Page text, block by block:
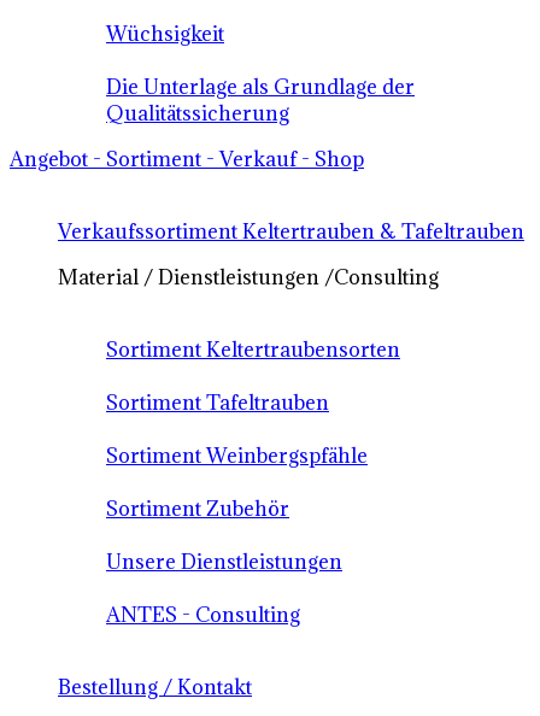
Wüchsigkeit
Die Unterlage als Grundlage der
Qualitätssicherung
Angebot - Sortiment - Verkauf - Shop
Verkaufssortiment Keltertrauben & Tafeltrauben
Material / Dienstleistungen /Consulting
Sortiment Keltertraubensorten
Sortiment Tafeltrauben
Sortiment Weinbergspfähle
Sortiment Zubehör
Unsere Dienstleistungen
ANTES - Consulting
Bestellung / Kontakt